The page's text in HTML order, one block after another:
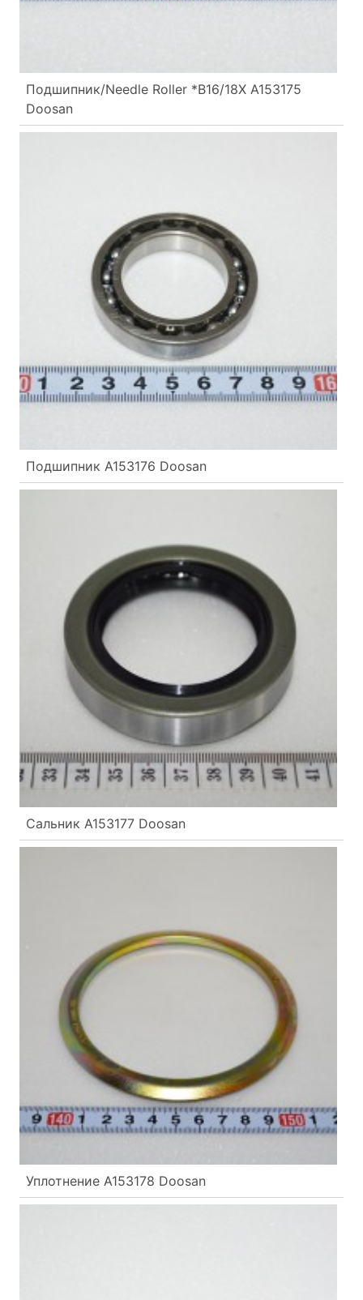
Подшипник/Needle Roller *B16/18X A153175
Doosan
Подшипник A153176 Doosan
Сальник A153177 Doosan
Уплотнение A153178 Doosan